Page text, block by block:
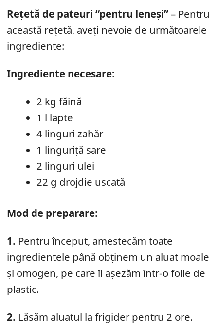
Rețetă de pateuri “pentru leneși”– Pentru
această rețetă, aveți nevoie de următoarele
ingrediente:
Ingrediente necesare:
2 kg făină
1 l lapte
4 linguri zahăr
1 linguriță sare
2 linguri ulei
22 g drojdie uscată
Mod de preparare:
1. Pentru început, amestecăm toate
ingredientele până obținem un aluat moale
și omogen, pe care îl așezăm într-o folie de
plastic.
2. Lăsăm aluatul la frigider pentru 2 ore.